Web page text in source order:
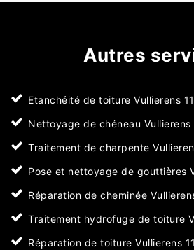
Autres
Etanchéité de toiture Vullierens
Nettoyage de chéneau Vullierens
Traitement de charpente
Pose et nettoyage de gouttières
Réparation de cheminée
Traitement hydrofuge de toiture
Réparation de toiture Vullierens